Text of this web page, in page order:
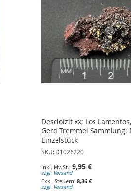
Descloizit xx; Los
Gerd Tremmel Sammlung;
Einzelstück
SKU: D1026220
9,95 €
zzgl. Versand
8,36 €
zzgl. Versand